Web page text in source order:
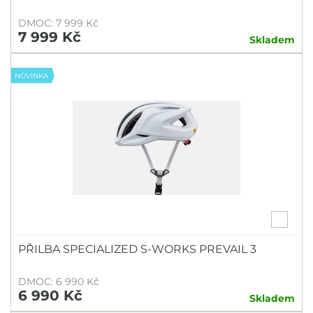
UVEX
ZIENER
DMOC: 7 999 Kč
7 999 Kč Skladem
NOVINKA
PŘILBA SPECIALIZED S-WORKS PREVAIL 3
DMOC: 6 990 Kč
6 990 Kč Skladem